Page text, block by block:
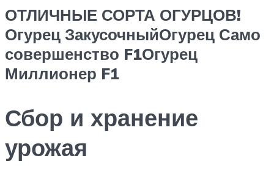
ОТЛИЧНЫЕ СОРТА ОГУРЦОВ!
Огурец ЗакусочныйОгурец Само
совершенство F1Огурец
Миллионер F1
Сбор и хранение
урожая